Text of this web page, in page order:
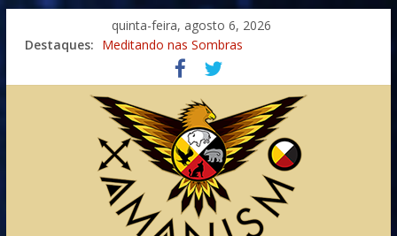
quinta-feira, agosto 6, 2026
Destaques: Meditando nas Sombras
Autosuficiência: A Jornada do Espírito Ancestral
Xamanismo Universal
Totens – Caminho Espiritual – Crescimento
Imaginação na Cura